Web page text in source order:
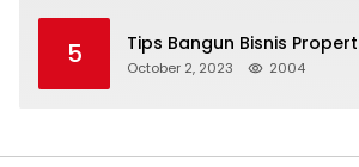
5 Tips Bangun Bisnis
October 2, 2023 2004